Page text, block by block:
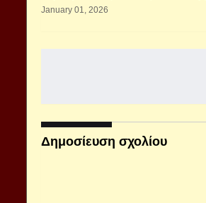
January 01, 2026
Δημοσίευση σχολίου